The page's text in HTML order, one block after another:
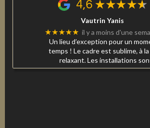
4,6
Vautrin Yanis
★★★★★ il y a moins d'une
Un lieu d’exception pour un
temps ! Le cadre est sublime, à
relaxant. Les installations